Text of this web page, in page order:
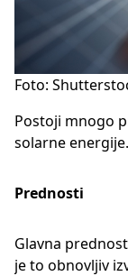
Foto:
Postoji mnogo
solarne energije.
Prednosti
Glavna
je to obnovljiv